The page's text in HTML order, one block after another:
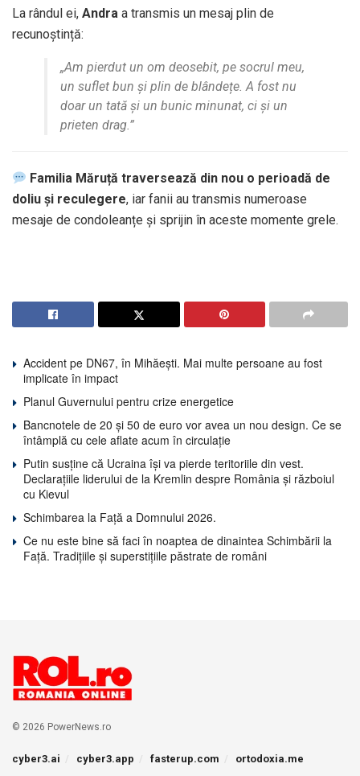
La rândul ei, Andra a transmis un mesaj plin de
recunoștință:
„Am pierdut un om deosebit, pe socrul meu,
un suflet bun și plin de blândețe. A fost nu
doar un tată și un bunic minunat, ci și un
prieten drag.”
Familia Măruță traversează din nou o perioadă de
doliu și reculegere, iar fanii au transmis numeroase
mesaje de condoleanțe și sprijin în aceste momente grele.
Accident pe DN67, în Mihăești. Mai multe persoane au fost
implicate în impact
Planul Guvernului pentru crize energetice
Bancnotele de 20 și 50 de euro vor avea un nou design. Ce se
întâmplă cu cele aflate acum în circulație
Putin susține că Ucraina își va pierde teritoriile din vest.
Declarațiile liderului de la Kremlin despre România și războiul
cu Kievul
Schimbarea la Față a Domnului 2026.
Ce nu este bine să faci în noaptea de dinaintea Schimbării la
Față. Tradițiile și superstițiile păstrate de români
© 2026 PowerNews.ro
cyber3.ai cyber3.app fasterup.com ortodoxia.me